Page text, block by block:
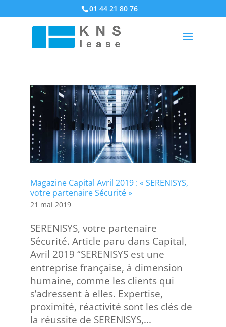
01 44 21 80 76
Magazine Capital Avril 2019 : « SERENISYS,
votre partenaire Sécurité »
21 mai 2019
SERENISYS, votre partenaire
Sécurité. Article paru dans Capital,
Avril 2019 “SERENISYS est une
entreprise française, à dimension
humaine, comme les clients qui
s’adressent à elles. Expertise,
proximité, réactivité sont les clés de
la réussite de SERENISYS,...